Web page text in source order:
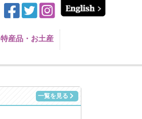
特産品・お土産
一覧を見る